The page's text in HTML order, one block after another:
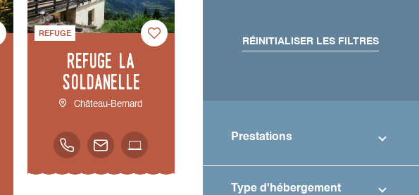
REFUGE
Refuge La
Soldanelle
Château-Bernard
RÉINITIALISER LES FILTRES
Prestations
Type d'hébergement